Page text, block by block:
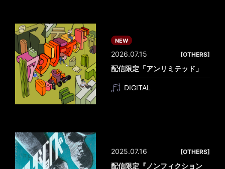
NEW
2026.07.15 [OTHERS]
配信限定「アンリミテッド」
DIGITAL
2025.07.16 [OTHERS]
配信限定『ノンフィクション